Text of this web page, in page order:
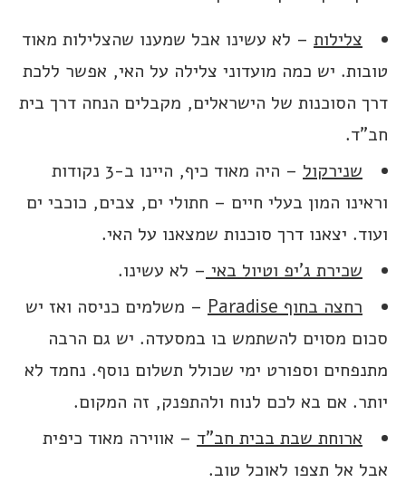
צלילות – לא עשינו אבל שמענו שהצלילות מאוד
טובות. יש כמה מועדוני צלילה על האי, אפשר ללכת
דרך הסוכנות של הישראלים, מקבלים הנחה דרך בית
חב”ד.
שנירקול
– היה מאוד כיף, היינו ב-3 נקודות
וראינו המון בעלי חיים – חתולי ים, צבים, כוכבי ים
ועוד. יצאנו דרך סוכנות שמצאנו על האי.
שכירת ג’יפ וטיול באי – לא עשינו.
רחצה בחוף Paradise
– משלמים כניסה ואז יש
סכום מסוים להשתמש בו במסעדה. יש גם הרבה
מתנפחים וספורט ימי שכולל תשלום נוסף. נחמד לא
יותר. אם בא לכם לנוח ולהתפנק, זה המקום.
ארוחת שבת בבית חב”ד – אווירה מאוד כיפית
אבל אל תצפו לאוכל טוב.